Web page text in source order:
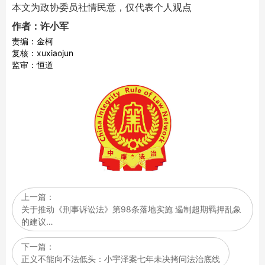
本文为政协委员社情民意，仅代表个人观点
作者：许小军
责编：金柯
复核：xuxiaojun
监审：恒道
上一篇：
关于推动《刑事诉讼法》第98条落地实施 遏制超期羁押乱象
的建议…
下一篇：
正义不能向不法低头：小宇泽案七年未决拷问法治底线